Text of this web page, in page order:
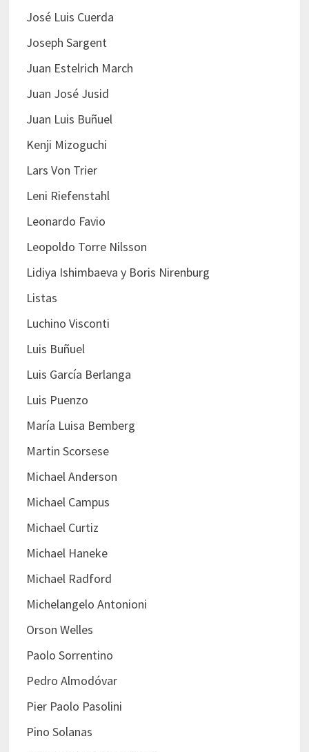
José Luis Cuerda
Joseph Sargent
Juan Estelrich March
Juan José Jusid
Juan Luis Buñuel
Kenji Mizoguchi
Lars Von Trier
Leni Riefenstahl
Leonardo Favio
Leopoldo Torre Nilsson
Lidiya Ishimbaeva y Boris Nirenburg
Listas
Luchino Visconti
Luis Buñuel
Luis García Berlanga
Luis Puenzo
María Luisa Bemberg
Martin Scorsese
Michael Anderson
Michael Campus
Michael Curtiz
Michael Haneke
Michael Radford
Michelangelo Antonioni
Orson Welles
Paolo Sorrentino
Pedro Almodóvar
Pier Paolo Pasolini
Pino Solanas